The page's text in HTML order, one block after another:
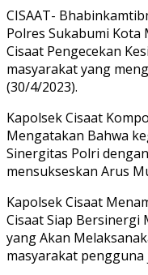
CISAAT-
Polres Sukabumi
Cisaat Pengecekan
masyarakat yang
(30/4/2023).
Kapolsek Cisaat
Mengatakan Bahwa
Sinergitas Polri
mensukseskan Arus
Kapolsek Cisaat
Cisaat Siap Bersinergi
yang Akan
masyarakat pengguna